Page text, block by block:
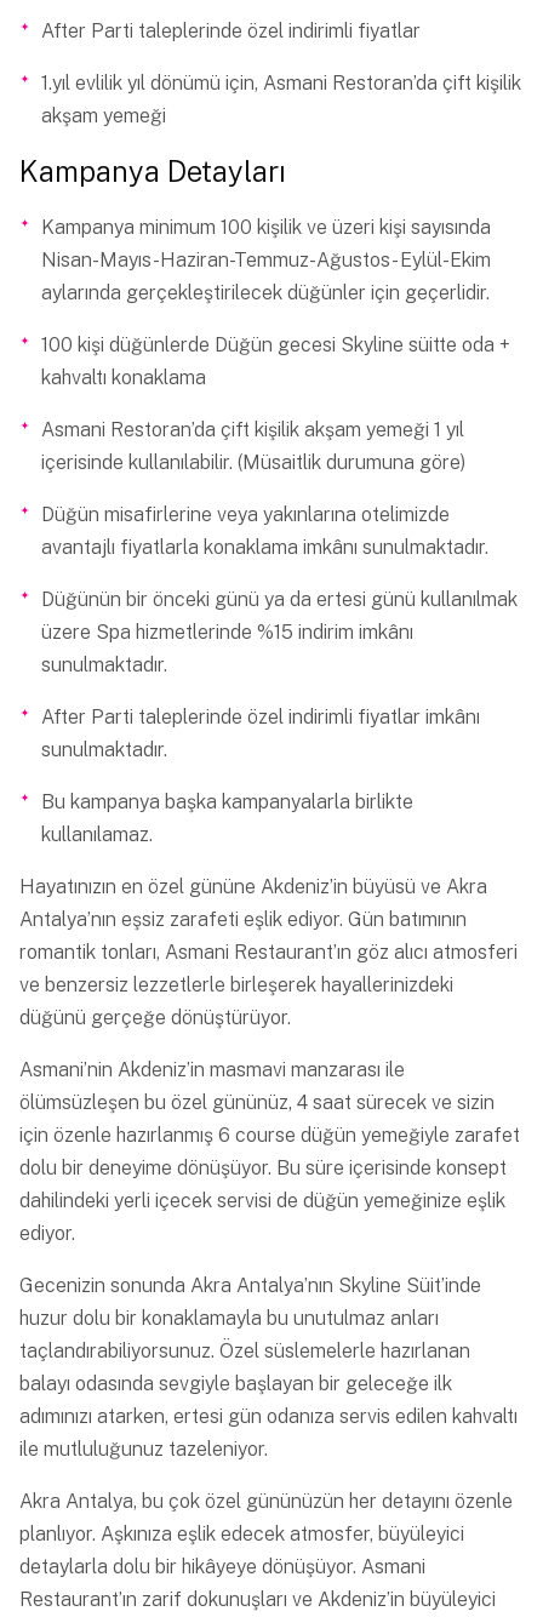
After Parti taleplerinde özel indirimli fiyatlar
1.yıl evlilik yıl dönümü için, Asmani Restoran’da çift kişilik
akşam yemeği
Kampanya Detayları
Kampanya minimum 100 kişilik ve üzeri kişi sayısında
Nisan-Mayıs-Haziran-Temmuz-Ağustos- Eylül-Ekim
aylarında gerçekleştirilecek düğünler için geçerlidir.
100 kişi düğünlerde Düğün gecesi Skyline süitte oda +
kahvaltı konaklama
Asmani Restoran’da çift kişilik akşam yemeği 1 yıl
içerisinde kullanılabilir. (Müsaitlik durumuna göre)
Düğün misafirlerine veya yakınlarına otelimizde
avantajlı fiyatlarla konaklama imkânı sunulmaktadır.
Düğünün bir önceki günü ya da ertesi günü kullanılmak
üzere Spa hizmetlerinde %15 indirim imkânı
sunulmaktadır.
After Parti taleplerinde özel indirimli fiyatlar imkânı
sunulmaktadır.
Bu kampanya başka kampanyalarla birlikte
kullanılamaz.
Hayatınızın en özel gününe Akdeniz’in büyüsü ve Akra
Antalya’nın eşsiz zarafeti eşlik ediyor. Gün batımının
romantik tonları, Asmani Restaurant’ın göz alıcı atmosferi
ve benzersiz lezzetlerle birleşerek hayallerinizdeki
düğünü gerçeğe dönüştürüyor.
Asmani’nin Akdeniz’in masmavi manzarası ile
ölümsüzleşen bu özel gününüz, 4 saat sürecek ve sizin
için özenle hazırlanmış 6 course düğün yemeğiyle zarafet
dolu bir deneyime dönüşüyor. Bu süre içerisinde konsept
dahilindeki yerli içecek servisi de düğün yemeğinize eşlik
ediyor.
Gecenizin sonunda Akra Antalya’nın Skyline Süit’inde
huzur dolu bir konaklamayla bu unutulmaz anları
taçlandırabiliyorsunuz. Özel süslemelerle hazırlanan
balayı odasında sevgiyle başlayan bir geleceğe ilk
adımınızı atarken, ertesi gün odanıza servis edilen kahvaltı
ile mutluluğunuz tazeleniyor.
Akra Antalya, bu çok özel gününüzün her detayını özenle
planlıyor. Aşkınıza eşlik edecek atmosfer, büyüleyici
detaylarla dolu bir hikâyeye dönüşüyor. Asmani
Restaurant’ın zarif dokunuşları ve Akdeniz’in büyüleyici